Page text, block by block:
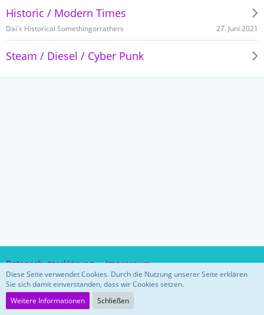
Historic / Modern Times
Dai's Historical Somethingorrathers 27. Juni 2021
Steam / Diesel / Cyber Punk
Datenschutzerklärung Impressum
Community-Software:
Diese Seite verwendet Cookies. Durch die Nutzung unserer Seite erklären
Sie sich damit einverstanden, dass wir Cookies setzen.
Weitere Informationen
Schließen